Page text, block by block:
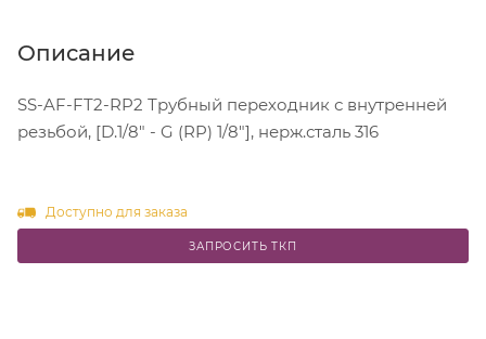
Описание
SS-AF-FT2-RP2 Трубный переходник с внутренней
резьбой, [D.1/8" - G (RP) 1/8"], нерж.сталь 316
Доступно для заказа
ЗАПРОСИТЬ ТКП